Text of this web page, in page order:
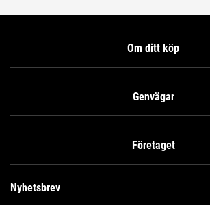
Om ditt köp
Genvägar
Företaget
Nyhetsbrev